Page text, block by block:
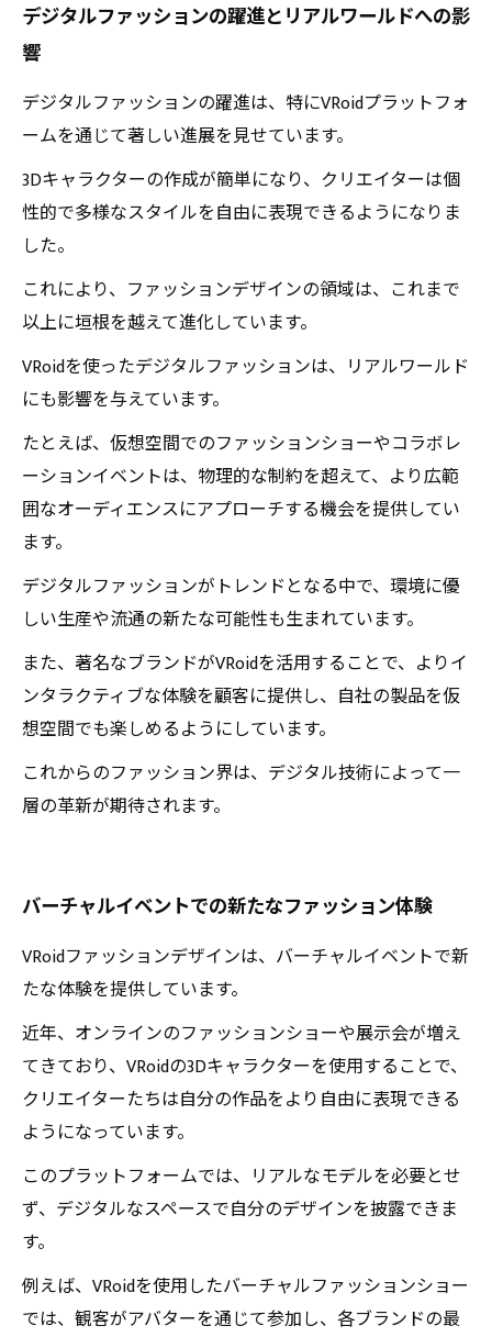
デジタルファッションの躍進とリアルワールドへの影
響
デジタルファッションの躍進は、特にVRoidプラットフォ
ームを通じて著しい進展を見せています。
3Dキャラクターの作成が簡単になり、クリエイターは個
性的で多様なスタイルを自由に表現できるようになりま
した。
これにより、ファッションデザインの領域は、これまで
以上に垣根を越えて進化しています。
VRoidを使ったデジタルファッションは、リアルワールド
にも影響を与えています。
たとえば、仮想空間でのファッションショーやコラボレ
ーションイベントは、物理的な制約を超えて、より広範
囲なオーディエンスにアプローチする機会を提供してい
ます。
デジタルファッションがトレンドとなる中で、環境に優
しい生産や流通の新たな可能性も生まれています。
また、著名なブランドがVRoidを活用することで、よりイ
ンタラクティブな体験を顧客に提供し、自社の製品を仮
想空間でも楽しめるようにしています。
これからのファッション界は、デジタル技術によって一
層の革新が期待されます。
バーチャルイベントでの新たなファッション体験
VRoidファッションデザインは、バーチャルイベントで新
たな体験を提供しています。
近年、オンラインのファッションショーや展示会が増え
てきており、VRoidの3Dキャラクターを使用することで、
クリエイターたちは自分の作品をより自由に表現できる
ようになっています。
このプラットフォームでは、リアルなモデルを必要とせ
ず、デジタルなスペースで自分のデザインを披露できま
す。
例えば、VRoidを使用したバーチャルファッションショー
では、観客がアバターを通じて参加し、各ブランドの最